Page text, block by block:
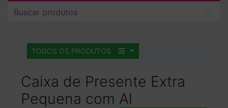
TODOS OS PRODUTOS
Caixa de Presente Extra
Pequena com Al